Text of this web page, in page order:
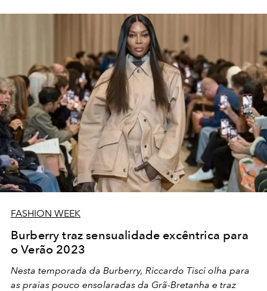
FASHION WEEK
Burberry traz sensualidade excêntrica para
o Verão 2023
Nesta temporada da Burberry, Riccardo Tisci olha para
as praias pouco ensolaradas da Grã-Bretanha e traz